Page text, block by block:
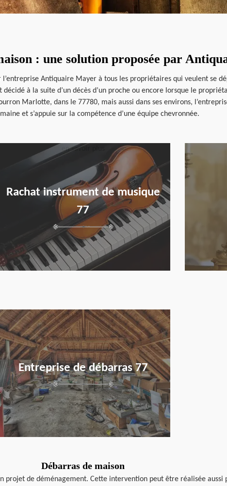
: une solution proposée par
Antiquaire Mayer à tous les propriétaires qui veulent se
à la suite d’un décès d’un proche ou encore lorsque le
Marlotte, dans le 77780, mais aussi dans ses environs,
et s’appuie sur la compétence d’une équipe chevronnée.
Rachat instrument de musique
77
en savoir plus
Entreprise de débarras 77
en savoir plus
Débarras de maison
projet de déménagement. Cette intervention peut être réalisée